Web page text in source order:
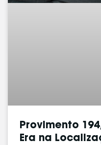
Provimento
Era na